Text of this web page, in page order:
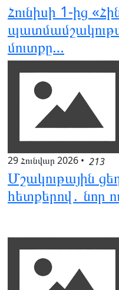
Հունիսի 1-ից
մուտքը…
29 Հունվար 2026 • 213
Մշակութային
հետքերով․ նոր